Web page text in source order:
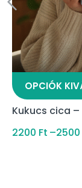
OPCIÓK
Kukucs cica
2200 Ft –2500